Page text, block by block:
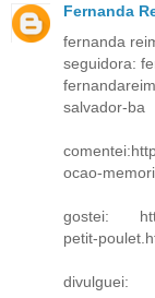
Fernanda
fernanda
seguidora:
salvador-ba
ocao-
gostei:
petit-
divulguei: